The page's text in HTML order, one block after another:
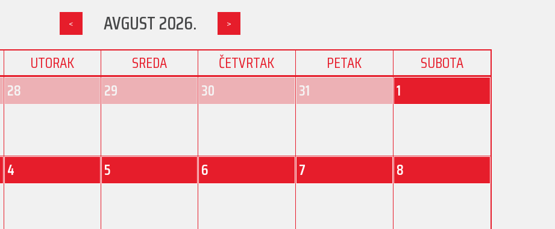
< AVGUST 2026. >
UTORAK SREDA ČETVRTAK PETAK SUBOTA
28 29 30 31 1
4 5 6 7 8